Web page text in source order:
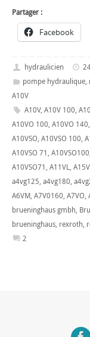
Partager :
Facebook
hydraulicien
pompe hydraulique,
A10V
A10V, A10V 100,
A10VO 100, A10VO 140,
A10VSO, A10VSO 100,
A10VSO 71, A10VSO100
A10VSO71, A11VL,
a4vg125, a4vg180,
A6VM, A7V0160, A7VO,
brueninghaus gmbh,
brueninghaus, rexroth,
2